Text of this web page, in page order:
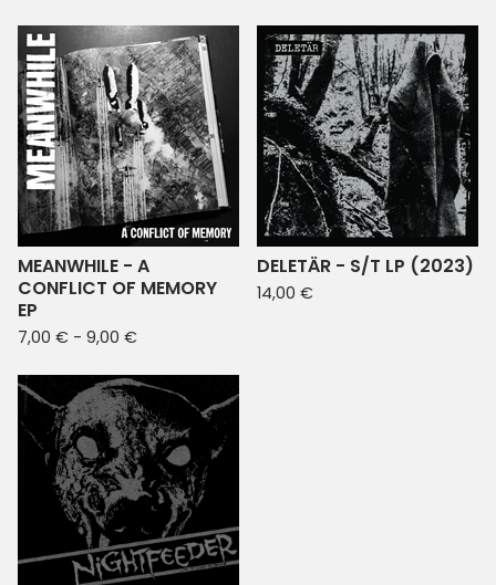
MEANWHILE - A
CONFLICT OF MEMORY
EP
7,00 € - 9,00 €
DELETÄR - S/T LP (2023)
14,00 €